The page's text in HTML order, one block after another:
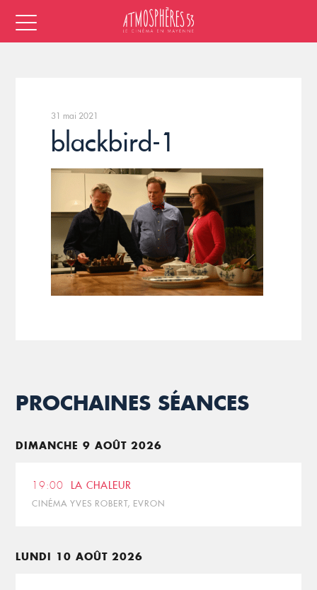
31 mai 2021
blackbird-1
PROCHAINES SÉANCES
DIMANCHE 9 AOÛT 2026
19:00 LA CHALEUR
CINÉMA YVES ROBERT, EVRON
LUNDI 10 AOÛT 2026